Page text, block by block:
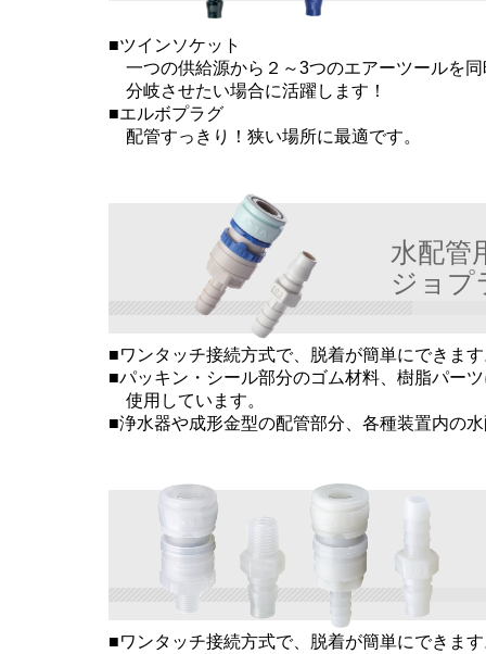
■ツインソケット
一つの供給源から２～3つのエアーツールを
分岐させたい場合に活躍します！
■エルボプラグ
配管すっきり！狭い場所に最適です。
水配管
ジョプ
■ワンタッチ接続方式で、脱着が簡単にできま
■パッキン・シール部分のゴム材料、樹脂パー
使用しています。
■浄水器や成形金型の配管部分、各種装置内の
ジョ
■ワンタッチ接続方式で、脱着が簡単にできま